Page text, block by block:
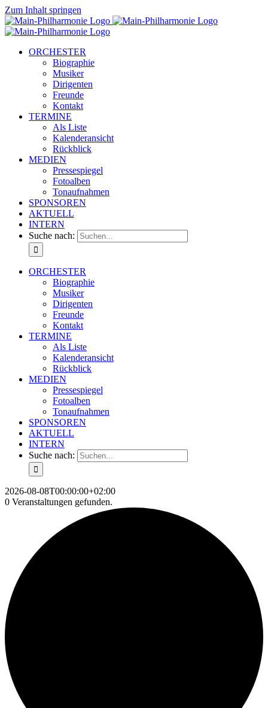
Zum Inhalt springen
ORCHESTER
Biographie
Musiker
Dirigenten
Freunde
Kontakt
TERMINE
Als Liste
Kalenderansicht
Rückblick
MEDIEN
Pressespiegel
Fotoalben
Tonaufnahmen
SPONSOREN
AKTUELL
INTERN
Suche nach:
ORCHESTER
Biographie
Musiker
Dirigenten
Freunde
Kontakt
TERMINE
Als Liste
Kalenderansicht
Rückblick
MEDIEN
Pressespiegel
Fotoalben
Tonaufnahmen
SPONSOREN
AKTUELL
INTERN
Suche nach:
2026-08-08T00:00:00+02:00
0 Veranstaltungen gefunden.